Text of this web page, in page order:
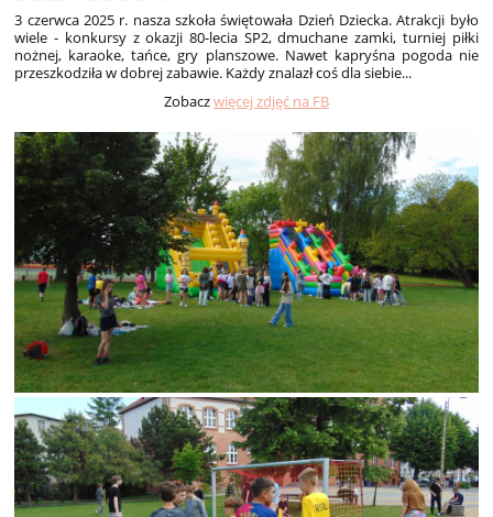
3 czerwca 2025 r. nasza szkoła świętowała Dzień Dziecka. Atrakcji było
wiele - konkursy z okazji 80-lecia SP2, dmuchane zamki, turniej piłki
nożnej, karaoke, tańce, gry planszowe. Nawet kapryśna pogoda nie
przeszkodziła w dobrej zabawie. Każdy znalazł coś dla siebie...
Zobaczwięcej zdjęć na FB